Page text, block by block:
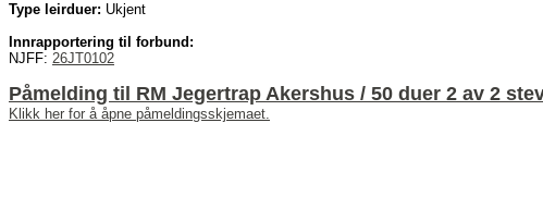
Type leirduer: Ukjent
Innrapportering til forbund:
NJFF: 26JT0102
Påmelding til RM Jegertrap Akershus / 50 duer 2 av 2
Klikk her for å åpne påmeldingsskjemaet.